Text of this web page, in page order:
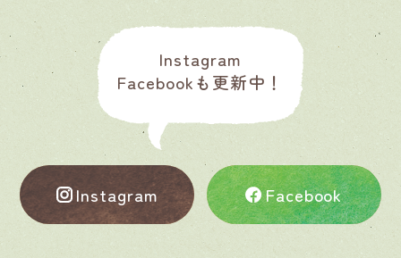
Instagram
Facebookも更新中！
Instagram Facebook